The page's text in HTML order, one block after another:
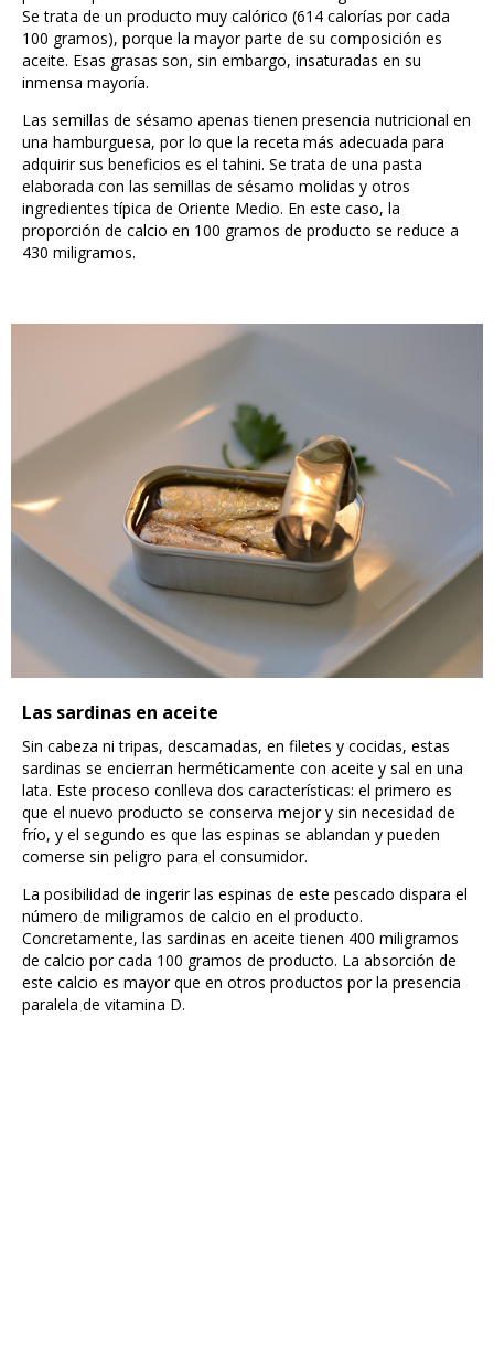
Se trata de un producto muy calórico (614 calorías por cada
100 gramos), porque la mayor parte de su composición es
aceite. Esas grasas son, sin embargo, insaturadas en su
inmensa mayoría.
Las semillas de sésamo apenas tienen presencia nutricional en
una hamburguesa, por lo que la receta más adecuada para
adquirir sus beneficios es el tahini. Se trata de una pasta
elaborada con las semillas de sésamo molidas y otros
ingredientes típica de Oriente Medio. En este caso, la
proporción de calcio en 100 gramos de producto se reduce a
430 miligramos.
Las sardinas en aceite
Sin cabeza ni tripas, descamadas, en filetes y cocidas, estas
sardinas se encierran herméticamente con aceite y sal en una
lata. Este proceso conlleva dos características: el primero es
que el nuevo producto se conserva mejor y sin necesidad de
frío, y el segundo es que las espinas se ablandan y pueden
comerse sin peligro para el consumidor.
La posibilidad de ingerir las espinas de este pescado dispara el
número de miligramos de calcio en el producto.
Concretamente, las sardinas en aceite tienen 400 miligramos
de calcio por cada 100 gramos de producto. La absorción de
este calcio es mayor que en otros productos por la presencia
paralela de vitamina D.